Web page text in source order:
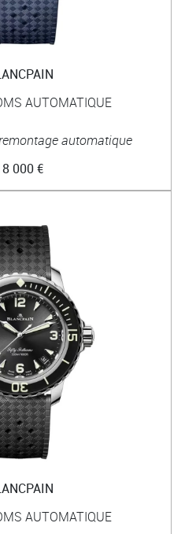
AUTOMATIQUE
automatique
000 €
AUTOMATIQUE